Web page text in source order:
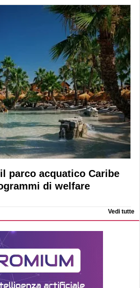
parco acquatico Caribe
di welfare
Vedi tutte